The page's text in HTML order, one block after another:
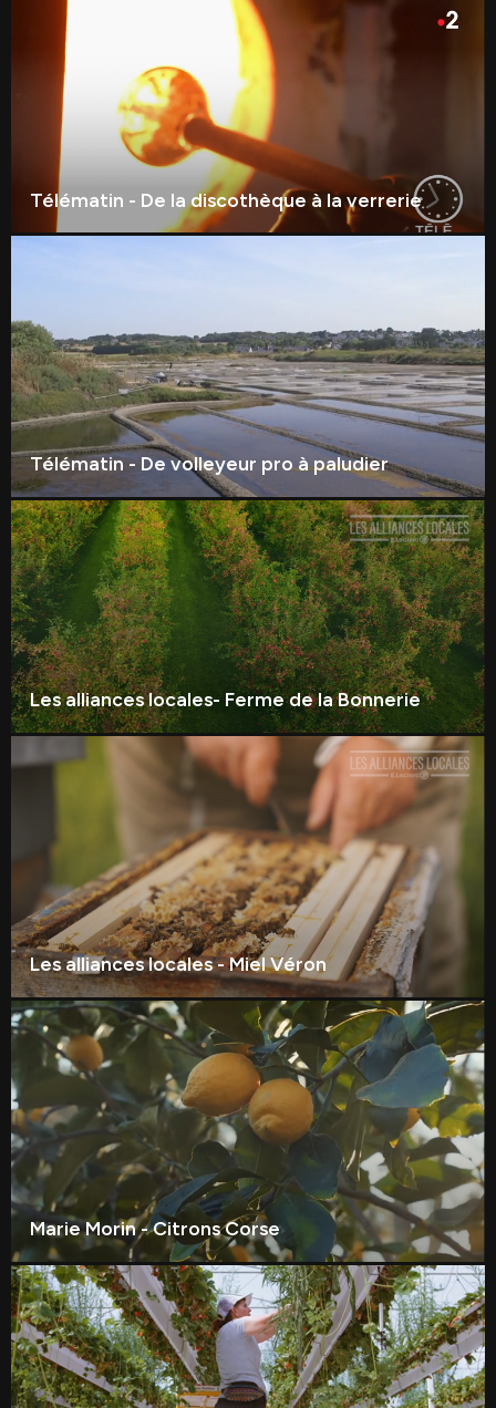
Télématin - De la discothèque à la verrerie
Télématin - De volleyeur pro à paludier
Les alliances locales- Ferme de la Bonnerie
Les alliances locales - Miel Véron
Marie Morin - Citrons Corse